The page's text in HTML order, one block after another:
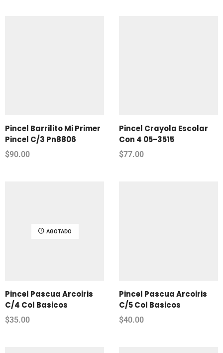
Pincel Barrilito Mi Primer
Pincel C/3 Pn8806
$90.00
Pincel Crayola Escolar
Con 4 05-3515
$77.00
AGOTADO
Pincel Pascua Arcoiris
C/4 Col Basicos
$35.00
Pincel Pascua Arcoiris
C/5 Col Basicos
$40.00